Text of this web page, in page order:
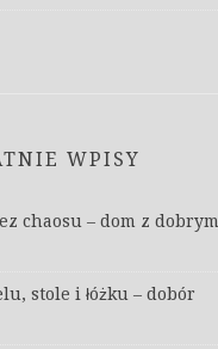
WPISY
chaosu – dom z dobrym
stole i łóżku – dobór